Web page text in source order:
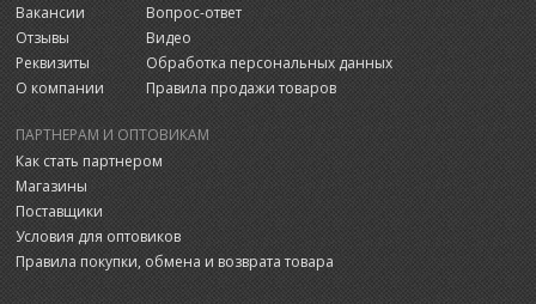
Вакансии
Отзывы
Реквизиты
О компании
Вопрос-ответ
Видео
Обработка персональных данных
Правила продажи товаров
ПАРТНЕРАМ И ОПТОВИКАМ
Как стать партнером
Магазины
Поставщики
Условия для оптовиков
Правила покупки, обмена и возврата товара